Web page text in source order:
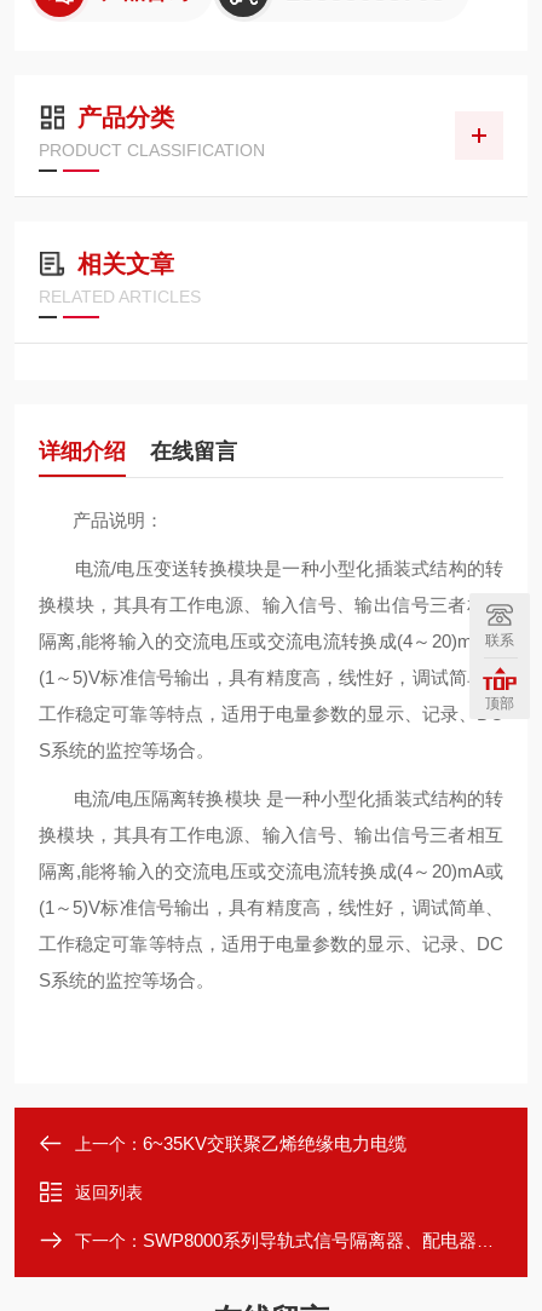
产品分类
PRODUCT CLASSIFICATION
相关文章
RELATED ARTICLES
详细介绍 在线留言
产品说明：
电流/电压变送转换模块是一种小型化插装式结构的转
换模块，其具有工作电源、输入信号、输出信号三者相互
隔离,能将输入的交流电压或交流电流转换成(4～20)mA或
(1～5)V标准信号输出，具有精度高，线性好，调试简单、
工作稳定可靠等特点，适用于电量参数的显示、记录、DC
S系统的监控等场合。
电流/电压隔离转换模块 是一种小型化插装式结构的转
换模块，其具有工作电源、输入信号、输出信号三者相互
隔离,能将输入的交流电压或交流电流转换成(4～20)mA或
(1～5)V标准信号输出，具有精度高，线性好，调试简单、
工作稳定可靠等特点，适用于电量参数的显示、记录、DC
S系统的监控等场合。
上一个： 6~35KV交联聚乙烯绝缘电力电缆
返回列表
下一个： SWP8000系列导轨式信号隔离器、配电器、温度变送器
联系
顶部